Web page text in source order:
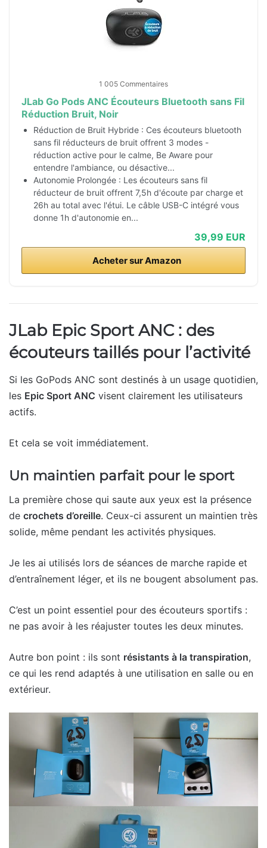
1 005 Commentaires
JLab Go Pods ANC Écouteurs Bluetooth sans Fil
Réduction Bruit, Noir
Réduction de Bruit Hybride : Ces écouteurs bluetooth
sans fil réducteurs de bruit offrent 3 modes -
réduction active pour le calme, Be Aware pour
entendre l'ambiance, ou désactive...
Autonomie Prolongée : Les écouteurs sans fil
réducteur de bruit offrent 7,5h d'écoute par charge et
26h au total avec l'étui. Le câble USB-C intégré vous
donne 1h d'autonomie en...
39,99 EUR
Acheter sur Amazon
JLab Epic Sport ANC : des
écouteurs taillés pour l’activité
Si les GoPods ANC sont destinés à un usage quotidien,
les Epic Sport ANC visent clairement les utilisateurs
actifs.
Et cela se voit immédiatement.
Un maintien parfait pour le sport
La première chose qui saute aux yeux est la présence
de crochets d’oreille. Ceux-ci assurent un maintien très
solide, même pendant les activités physiques.
Je les ai utilisés lors de séances de marche rapide et
d’entraînement léger, et ils ne bougent absolument pas.
C’est un point essentiel pour des écouteurs sportifs :
ne pas avoir à les réajuster toutes les deux minutes.
Autre bon point : ils sont résistants à la transpiration,
ce qui les rend adaptés à une utilisation en salle ou en
extérieur.